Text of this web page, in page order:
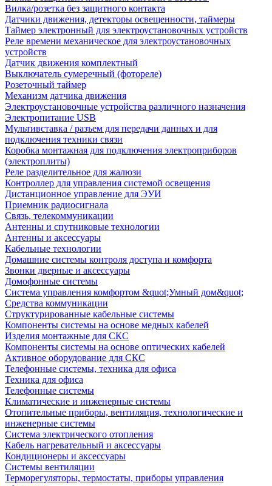
Вилка/розетка без защитного контакта
Датчики движения, детекторы освещенности, таймеры
Таймер электронный для электроустановочных устройств
Реле времени механическое для электроустановочных
устройств
Датчик движения комплектный
Выключатель сумеречный (фотореле)
Розеточный таймер
Механизм датчика движения
Электроустановочные устройства различного назначения
Электропитание USB
Мультивставка / разъем для передачи данных и для
подключения техники связи
Коробка монтажная для подключения электроприборов
(электроплиты)
Реле разделительное для жалюзи
Контроллер для управления системой освещения
Дистанционное управление для ЭУИ
Приемник радиосигнала
Связь, телекоммуникации
Антенны и спутниковые технологии
Антенны и аксессуары
Кабельные технологии
Домашние системы контроля доступа и комфорта
Звонки дверные и аксессуары
Домофонные системы
Система управления комфортом &quot;Умный дом&quot;
Средства коммуникации
Структурированные кабельные системы
Компоненты системы на основе медных кабелей
Изделия монтажные для СКС
Компоненты системы на основе оптических кабелей
Активное оборудование для СКС
Телефонные системы, техника для офиса
Техника для офиса
Телефонные системы
Климатические и инженерные системы
Отопительные приборы, вентиляция, технологические и
инженерные системы
Система электрического отопления
Кабель нагревательный и аксессуары
Кондиционеры и аксессуары
Системы вентиляции
Терморегуляторы, термостаты, приборы управления